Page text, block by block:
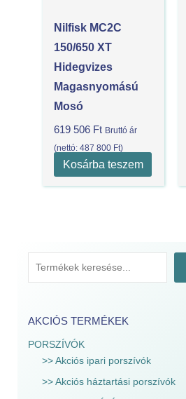
AKCIÓS TERMÉKEK
PORSZÍVÓK
>> Akciós ipari porszívók
>> Akciós háztartási porszívók
Nilfisk MC2C
150/650 XT
Hidegvizes
Magasnyomású
Mosó
619 506 Ft Bruttó ár
(nettó:487 800 Ft)
Kosárba teszem